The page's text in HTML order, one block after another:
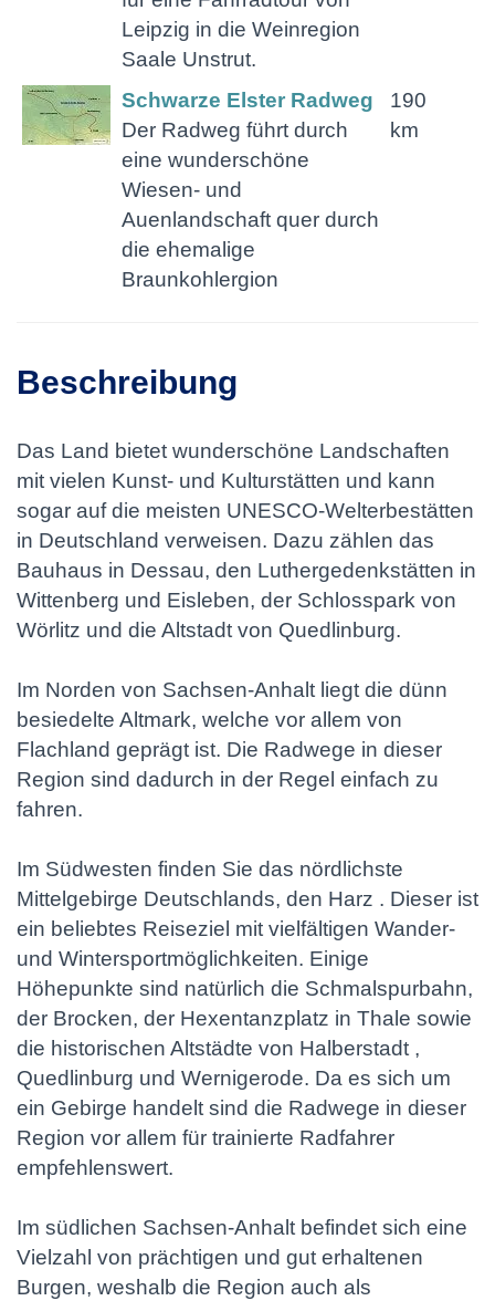
Leipzig in die Weinregion
Saale Unstrut.
Schwarze Elster Radweg
Der Radweg führt durch
eine wunderschöne
Wiesen- und
Auenlandschaft quer durch
die ehemalige
Braunkohlergion
190
km
Beschreibung
Das Land bietet wunderschöne Landschaften
mit vielen Kunst- und Kulturstätten und kann
sogar auf die meisten UNESCO-Welterbestätten
in Deutschland verweisen. Dazu zählen das
Bauhaus in Dessau, den Luthergedenkstätten in
Wittenberg und Eisleben, der Schlosspark von
Wörlitz und die Altstadt von Quedlinburg.
Im Norden von Sachsen-Anhalt liegt die dünn
besiedelte Altmark, welche vor allem von
Flachland geprägt ist. Die Radwege in dieser
Region sind dadurch in der Regel einfach zu
fahren.
Im Südwesten finden Sie das nördlichste
Mittelgebirge Deutschlands, den Harz . Dieser ist
ein beliebtes Reiseziel mit vielfältigen Wander-
und Wintersportmöglichkeiten. Einige
Höhepunkte sind natürlich die Schmalspurbahn,
der Brocken, der Hexentanzplatz in Thale sowie
die historischen Altstädte von Halberstadt ,
Quedlinburg und Wernigerode. Da es sich um
ein Gebirge handelt sind die Radwege in dieser
Region vor allem für trainierte Radfahrer
empfehlenswert.
Im südlichen Sachsen-Anhalt befindet sich eine
Vielzahl von prächtigen und gut erhaltenen
Burgen, weshalb die Region auch als